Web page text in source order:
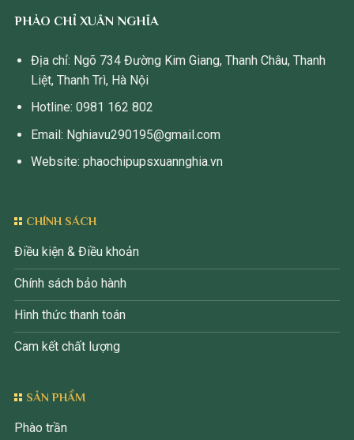
PHÀO CHỈ XUÂN NGHĨA
Địa chỉ: Ngõ 734 Đường Kim Giang, Thanh Châu, Thanh
Liệt, Thanh Trì, Hà Nội
Hotline: 0981 162 802
Email: Nghiavu290195@gmail.com
Website: phaochipupsxuannghia.vn
CHÍNH SÁCH
Điều kiện & Điều khoản
Chính sách bảo hành
Hình thức thanh toán
Cam kết chất lượng
SẢN PHẨM
Phào trần